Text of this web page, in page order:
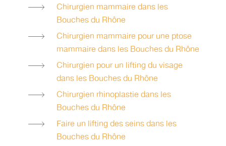
Chirurgien mammaire dans les
Bouches du Rhône
Chirurgien mammaire pour une ptose
mammaire dans les Bouches du Rhône
Chirurgien pour un lifting du visage
dans les Bouches du Rhône
Chirurgien rhinoplastie dans les
Bouches du Rhône
Faire un lifting des seins dans les
Bouches du Rhône